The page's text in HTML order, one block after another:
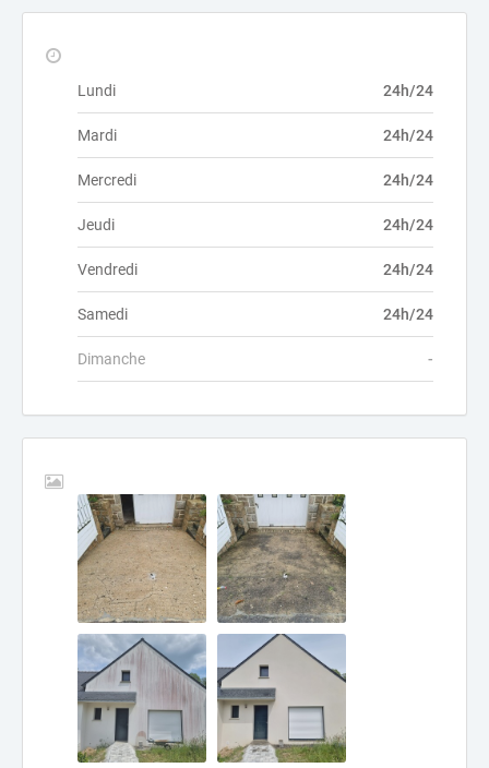
Lundi 24h/24
Mardi 24h/24
Mercredi 24h/24
Jeudi 24h/24
Vendredi 24h/24
Samedi 24h/24
Dimanche -